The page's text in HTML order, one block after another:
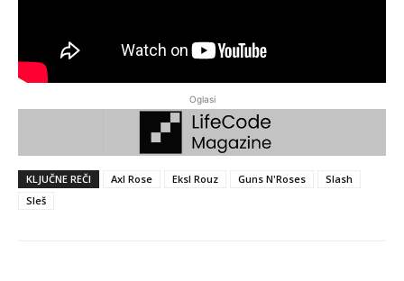
Oglasi
KLJUČNE REČI Axl Rose Eksl Rouz Guns N'Roses
Slash
Sleš